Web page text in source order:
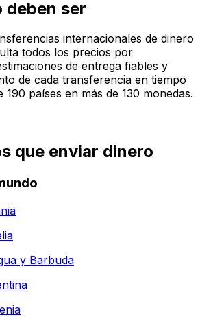
deben ser
internacionales de dinero
todos los precios por
de entrega fiables y
de cada transferencia en tiempo
190 países en más de 130 monedas.
que enviar dinero
y Barbuda